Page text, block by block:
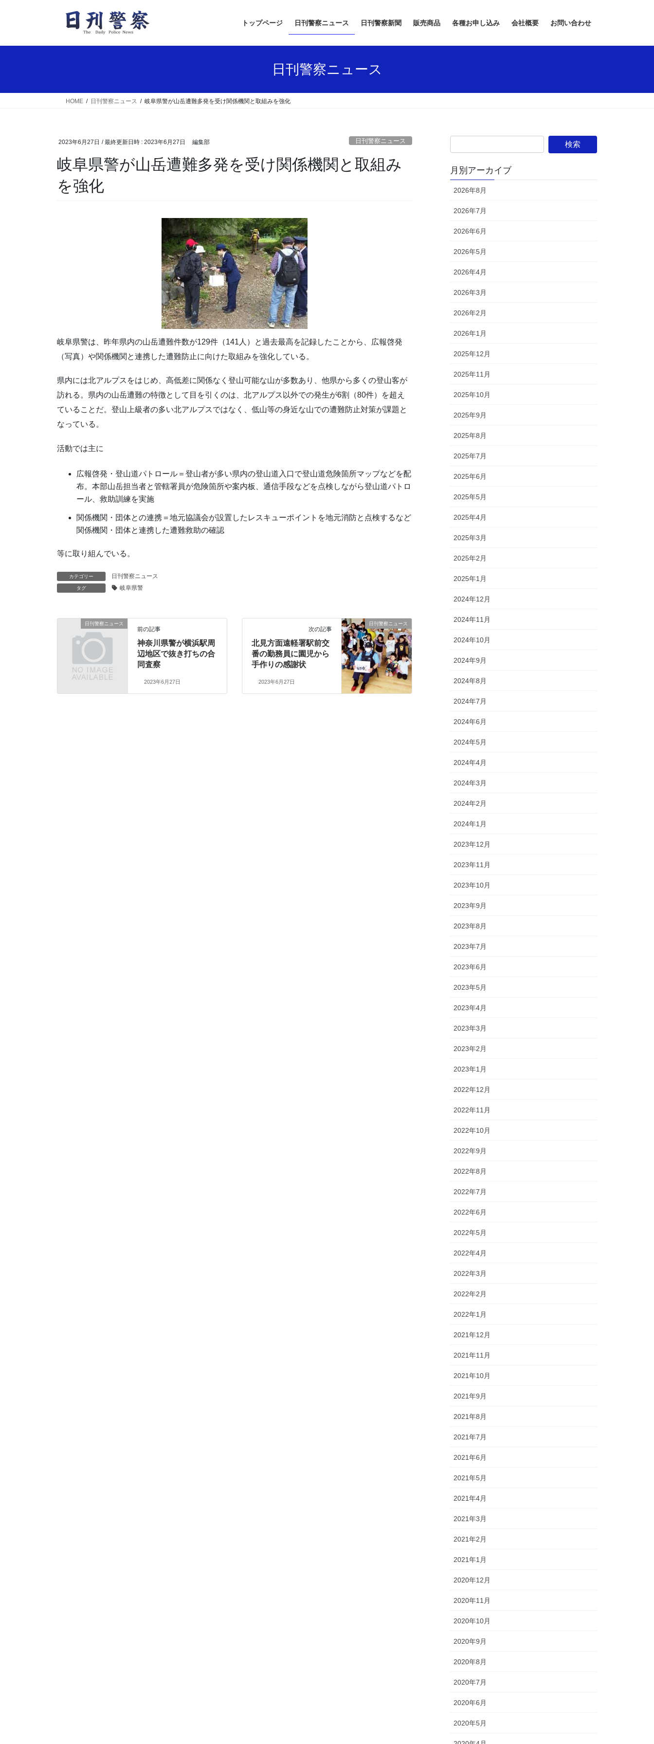
トップページ 日刊警察ニュース 日刊警察新聞 販売商品 各種お申し込み 会社概要 お問い合わせ
日刊警察ニュース
HOME 日刊警察ニュース 岐阜県警が山岳遭難多発を受け関係機関と取組みを強化
2023年6月27日 / 最終更新日時 : 2023年6月27日 編集部 日刊警察ニュース
岐阜県警が山岳遭難多発を受け関係機関と取組み
を強化
岐阜県警は、昨年県内の山岳遭難件数が129件（141人）と過去最高を記録したことから、広報啓発
（写真）や関係機関と連携した遭難防止に向けた取組みを強化している。
県内には北アルプスをはじめ、高低差に関係なく登山可能な山が多数あり、他県から多くの登山客が
訪れる。県内の山岳遭難の特徴として目を引くのは、北アルプス以外での発生が6割（80件）を超え
ていることだ。登山上級者の多い北アルプスではなく、低山等の身近な山での遭難防止対策が課題と
なっている。
活動では主に
広報啓発・登山道パトロール＝登山者が多い県内の登山道入口で登山道危険箇所マップなどを配
布。本部山岳担当者と管轄署員が危険箇所や案内板、通信手段などを点検しながら登山道パトロ
ール、救助訓練を実施
関係機関・団体との連携＝地元協議会が設置したレスキューポイントを地元消防と点検するなど
関係機関・団体と連携した遭難救助の確認
等に取り組んでいる。
カテゴリー 日刊警察ニュース
タグ 岐阜県警
日刊警察ニュース
前の記事
神奈川県警が横浜駅周
辺地区で抜き打ちの合
同査察
2023年6月27日
日刊警察ニュース
次の記事
北見方面遠軽署駅前交
番の勤務員に園児から
手作りの感謝状
2023年6月27日
月別アーカイブ
2026年8月
2026年7月
2026年6月
2026年5月
2026年4月
2026年3月
2026年2月
2026年1月
2025年12月
2025年11月
2025年10月
2025年9月
2025年8月
2025年7月
2025年6月
2025年5月
2025年4月
2025年3月
2025年2月
2025年1月
2024年12月
2024年11月
2024年10月
2024年9月
2024年8月
2024年7月
2024年6月
2024年5月
2024年4月
2024年3月
2024年2月
2024年1月
2023年12月
2023年11月
2023年10月
2023年9月
2023年8月
2023年7月
2023年6月
2023年5月
2023年4月
2023年3月
2023年2月
2023年1月
2022年12月
2022年11月
2022年10月
2022年9月
2022年8月
2022年7月
2022年6月
2022年5月
2022年4月
2022年3月
2022年2月
2022年1月
2021年12月
2021年11月
2021年10月
2021年9月
2021年8月
2021年7月
2021年6月
2021年5月
2021年4月
2021年3月
2021年2月
2021年1月
2020年12月
2020年11月
2020年10月
2020年9月
2020年8月
2020年7月
2020年6月
2020年5月